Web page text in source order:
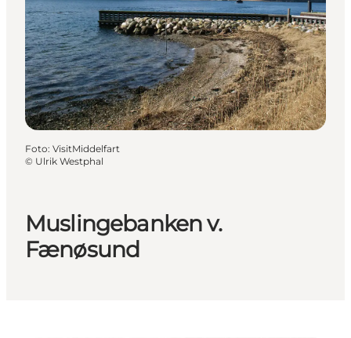
Muslingebanken v.
Fænøsund
Foto: VisitMiddelfart
© Ulrik Westphal